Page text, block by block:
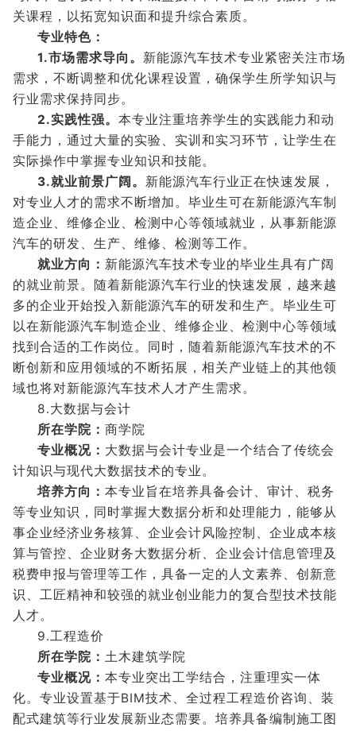
关课程，以拓宽知识面和提升综合素质。
专业特色：
1.市场需求导向。 新能源汽车技术专业紧密关注市场
需求，不断调整和优化课程设置，确保学生所学知识与
行业需求保持同步。
2.实践性强。 本专业注重培养学生的实践能力和动
手能力，通过大量的实验、实训和实习环节，让学生在
实际操作中掌握专业知识和技能。
3.就业前景广阔。 新能源汽车行业正在快速发展，
对专业人才的需求不断增加。毕业生可在新能源汽车制
造企业、维修企业、检测中心等领域就业，从事新能源
汽车的研发、生产、维修、检测等工作。
就业方向： 新能源汽车技术专业的毕业生具有广阔
的就业前景。随着新能源汽车行业的快速发展，越来越
多的企业开始投入新能源汽车的研发和生产。毕业生可
以在新能源汽车制造企业、维修企业、检测中心等领域
找到合适的工作岗位。同时，随着新能源汽车技术的不
断创新和应用领域的不断拓展，相关产业链上的其他领
域也将对新能源汽车技术人才产生需求。
8.大数据与会计
所在学院： 商学院
专业概况： 大数据与会计专业是一个结合了传统会
计知识与现代大数据技术的专业。
培养方向： 本专业旨在培养具备会计、审计、税务
等专业知识，同时掌握大数据分析和处理能力，能够从
事企业经济业务核算、企业会计风险控制、企业成本核
算与管控、企业财务大数据分析、企业会计信息管理及
税费申报与管理等工作，具备一定的人文素养、创新意
识、工匠精神和较强的就业创业能力的复合型技术技能
人才。
9.工程造价
所在学院： 土木建筑学院
专业概况： 本专业突出工学结合，注重理实一体
化。专业设置基于BIM技术、全过程工程造价咨询、装
配式建筑等行业发展新业态需要。培养具备编制施工图